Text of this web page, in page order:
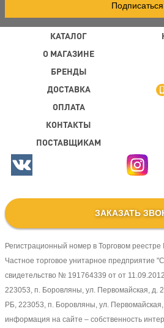
Подписаться
КАТАЛОГ
О МАГАЗИНЕ
БРЕНДЫ
ДОСТАВКА
ОПЛАТА
КОНТАКТЫ
ПОСТАВЩИКАМ
ЗАКАЗАТЬ
Регистрационный номер в Торговом
Частное торговое унитарное предприятие
свидетельство № 191764339 от от
223053, п. Боровляны, ул. Первомайская, д.
РБ, 223053, п. Боровляны, ул.
информация на сайте – собственность